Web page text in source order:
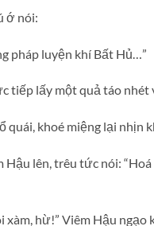
ớ nói:
pháp luyện khí Bất Hủ…”
tiếp lấy một quả táo nhét
quái, khoé miệng lại nhịn
Hậu lên, trêu tức nói:
xàm, hừ!” Viêm Hậu